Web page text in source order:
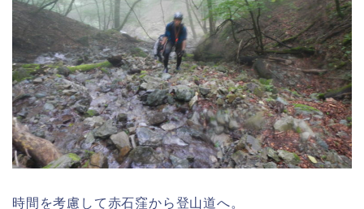
時間を考慮して赤石窪から登山道へ。